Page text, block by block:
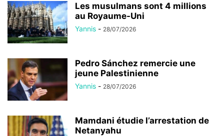
Les musulmans sont 4 millions
au Royaume-Uni
Yannis - 28/07/2026
Pedro Sánchez remercie une
jeune Palestinienne
Yannis - 28/07/2026
Mamdani étudie l’arrestation de
Netanyahu